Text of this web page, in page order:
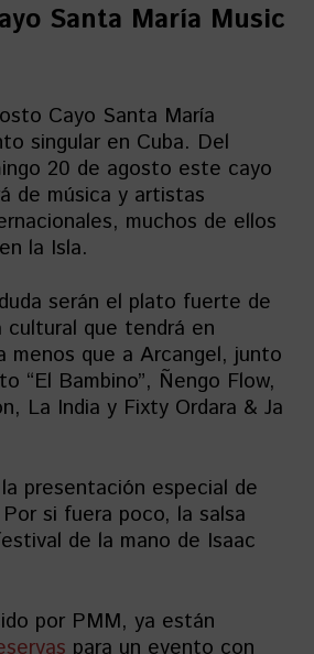
Santa María Music
Cayo Santa María
singular en Cuba. Del
20 de agosto este cayo
de música y artistas
muchos de ellos
la Isla.
serán el plato fuerte de
cultural que tendrá en
menos que a Arcangel, junto
“El Bambino”, Ñengo Flow,
La India y Fixty Ordara & Ja
presentación especial de
si fuera poco, la salsa
de la mano de Isaac
por PMM, ya están
para un evento con